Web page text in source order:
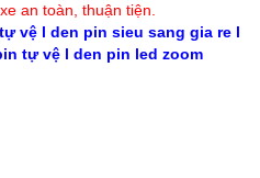
an toàn, thuận tiện
vệl den pin sieu sang gia rel
tự vệl den pin led zoom